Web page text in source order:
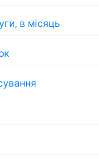
в місяць